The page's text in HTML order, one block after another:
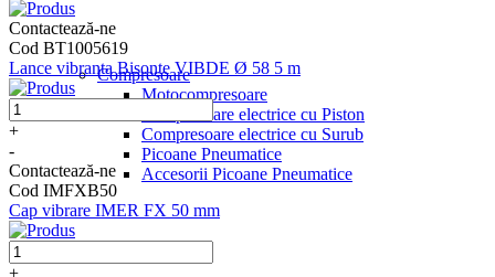
Compresoare
Motocompresoare
Compresoare electrice cu Piston
Compresoare electrice cu Surub
Picoane Pneumatice
Accesorii Picoane Pneumatice
Contactează-ne
Cod BT1005619
Lance vibranta Bisonte VIBDE Ø 58 5 m
+
-
Contactează-ne
Cod IMFXB50
Cap vibrare IMER FX 50 mm